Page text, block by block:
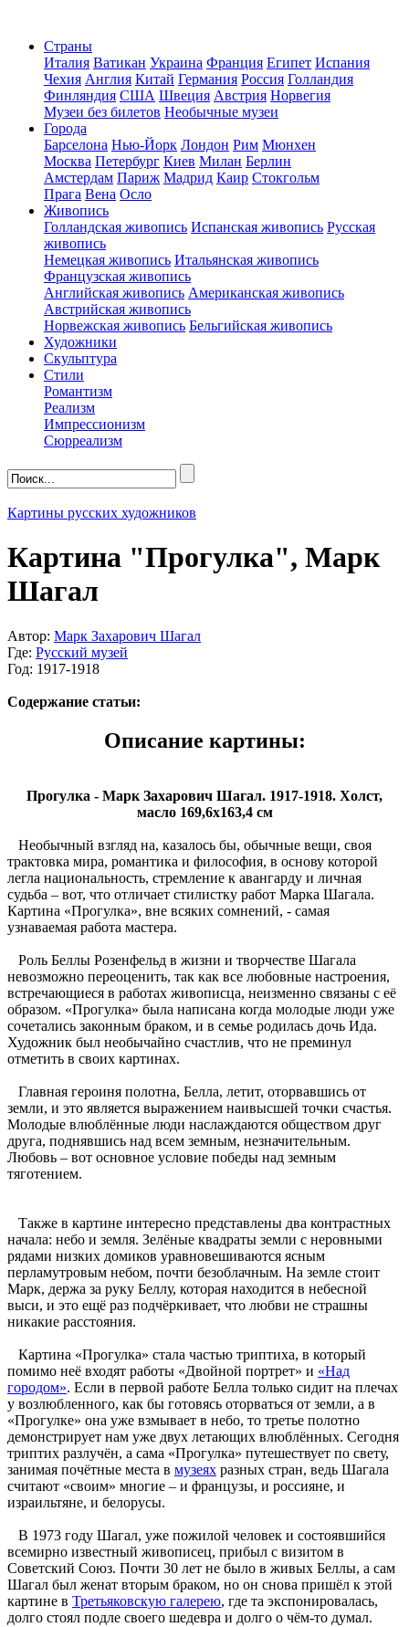
Страны
Италия Ватикан Украина Франция Египет Испания
Чехия Англия Китай Германия Россия Голландия
Финляндия США Швеция Австрия Норвегия
Музеи без билетов Необычные музеи
Города
Барселона Нью-Йорк Лондон Рим Мюнхен
Москва Петербург Киев Милан Берлин
Амстердам Париж Мадрид Каир Стокгольм
Прага Вена Осло
Живопись
Голландская живопись Испанская живопись Русская
живопись
Немецкая живопись Итальянская живопись
Французская живопись
Английская живопись Американская живопись
Австрийская живопись
Норвежская живопись Бельгийская живопись
Художники
Скульптура
Стили
Романтизм
Реализм
Импрессионизм
Сюрреализм
Картины русских художников
Картина "Прогулка", Марк
Шагал
Автор: Марк Захарович Шагал
Где: Русский музей
Год: 1917-1918
Содержание статьи:
Описание картины:
Прогулка - Марк Захарович Шагал. 1917-1918. Холст,
масло 169,6x163,4 см
Необычный взгляд на, казалось бы, обычные вещи, своя
трактовка мира, романтика и философия, в основу которой
легла национальность, стремление к авангарду и личная
судьба – вот, что отличает стилистку работ Марка Шагала.
Картина «Прогулка», вне всяких сомнений, - самая
узнаваемая работа мастера.
Роль Беллы Розенфельд в жизни и творчестве Шагала
невозможно переоценить, так как все любовные настроения,
встречающиеся в работах живописца, неизменно связаны с её
образом. «Прогулка» была написана когда молодые люди уже
сочетались законным браком, и в семье родилась дочь Ида.
Художник был необычайно счастлив, что не преминул
отметить в своих картинах.
Главная героиня полотна, Белла, летит, оторвавшись от
земли, и это является выражением наивысшей точки счастья.
Молодые влюблённые люди наслаждаются обществом друг
друга, поднявшись над всем земным, незначительным.
Любовь – вот основное условие победы над земным
тяготением.
Также в картине интересно представлены два контрастных
начала: небо и земля. Зелёные квадраты земли с неровными
рядами низких домиков уравновешиваются ясным
перламутровым небом, почти безоблачным. На земле стоит
Марк, держа за руку Беллу, которая находится в небесной
выси, и это ещё раз подчёркивает, что любви не страшны
никакие расстояния.
Картина «Прогулка» стала частью триптиха, в который
помимо неё входят работы «Двойной портрет» и «Над
городом». Если в первой работе Белла только сидит на плечах
у возлюбленного, как бы готовясь оторваться от земли, а в
«Прогулке» она уже взмывает в небо, то третье полотно
демонстрирует нам уже двух летающих влюблённых. Сегодня
триптих разлучён, а сама «Прогулка» путешествует по свету,
занимая почётные места в музеях разных стран, ведь Шагала
считают «своим» многие – и французы, и россияне, и
израильтяне, и белорусы.
В 1973 году Шагал, уже пожилой человек и состоявшийся
всемирно известный живописец, прибыл с визитом в
Советский Союз. Почти 30 лет не было в живых Беллы, а сам
Шагал был женат вторым браком, но он снова пришёл к этой
картине в Третьяковскую галерею, где та экспонировалась,
долго стоял подле своего шедевра и долго о чём-то думал.